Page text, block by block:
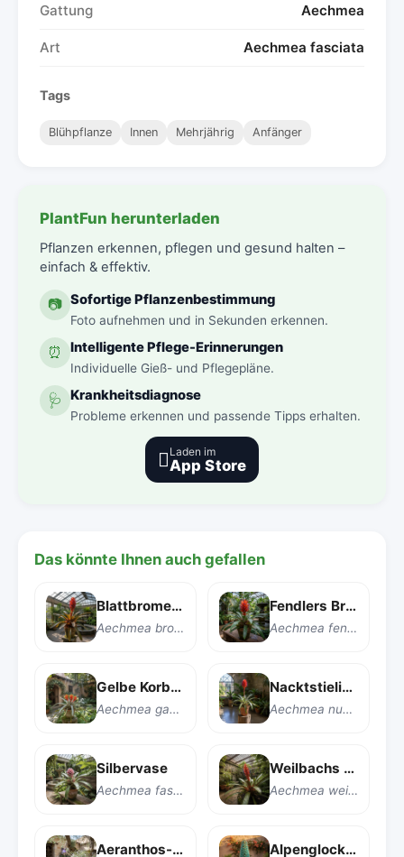
Gattung Aechmea
Art Aechmea fasciata
Tags
Blühpflanze Innen Mehrjährig Anfänger
PlantFun herunterladen
Pflanzen erkennen, pflegen und gesund halten –
einfach & effektiv.
📷 Sofortige Pflanzenbestimmung
Foto aufnehmen und in Sekunden erkennen.
⏰ Intelligente Pflege-Erinnerungen
Individuelle Gieß- und Pflegepläne.
🩺 Krankheitsdiagnose
Probleme erkennen und passende Tipps erhalten.
 Laden im
App Store
Das könnte Ihnen auch gefallen
Blattbromelie
Aechmea bromeliifolia
Fendlers Bromelie
Aechmea fendleri
Gelbe Korbbromel
Aechmea gamosepala
Nacktstielige Aechmea
Aechmea nudicaulis
Silbervase
Aechmea fasciata 'Primera'
Weilbachs Aechmea
Aechmea weilbachii
Aeranthos-Luftpflanze Alpenglocken-Puya